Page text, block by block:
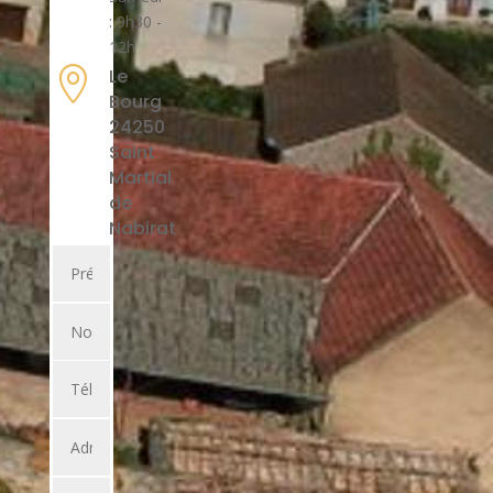
: 9h30 -
12h

Le
Bourg
24250
Saint
Martial
de
Nabirat